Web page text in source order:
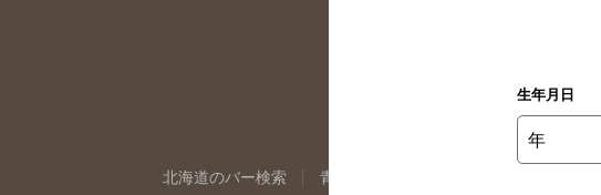
北海道のバー検索 青森県のバー検索
生年月日
年